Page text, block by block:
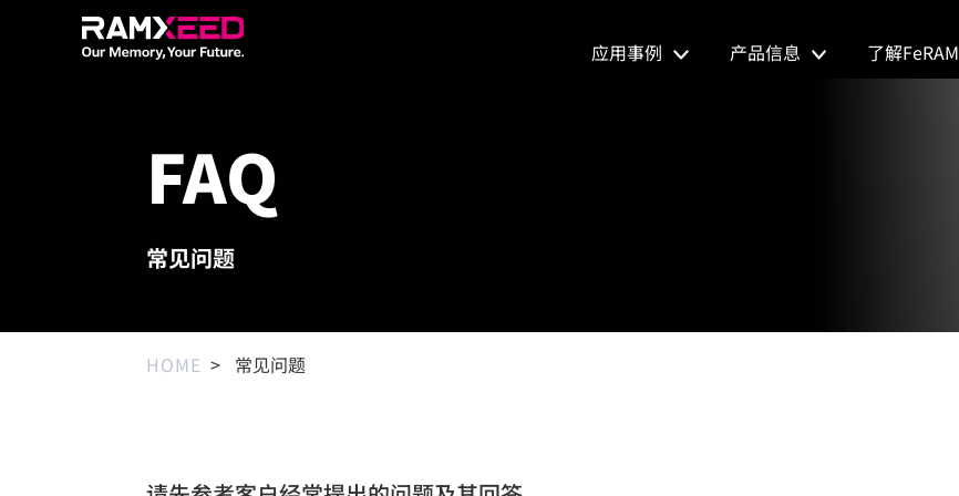
应用事例 产品信息 了解FeRAM
FAQ
常见问题
HOME 常见问题